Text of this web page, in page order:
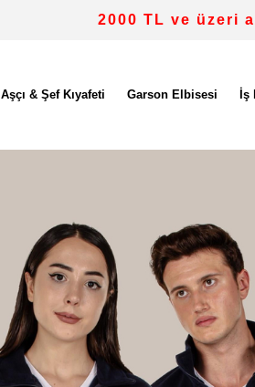
2000 TL ve üzeri
Aşçı & Şef Kıyafeti Garson Elbisesi İş